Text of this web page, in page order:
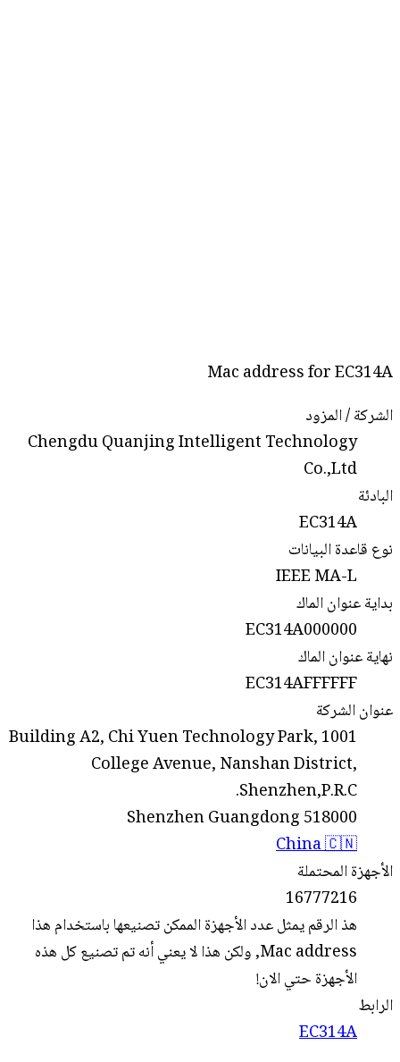
Mac address for EC314A
الشركة / المزود
Chengdu Quanjing Intelligent Technology
Co.,Ltd
البادئة
EC314A
نوع قاعدة البيانات
IEEE MA-L
بداية عنوان الماك
EC314A000000
نهاية عنوان الماك
EC314AFFFFFF
عنوان الشركة
Building A2, Chi Yuen Technology Park, 1001
College Avenue, Nanshan District,
Shenzhen,P.R.C.
Shenzhen Guangdong 518000
China 🇨🇳
الأجهزة المحتملة
16777216
هذ الرقم يمثل عدد الأجهزة الممكن تصنيعها باستخدام هذا
Mac address, ولكن هذا لا يعني أنه تم تصنيع كل هذه
الأجهزة حتي الان!
الرابط
EC314A